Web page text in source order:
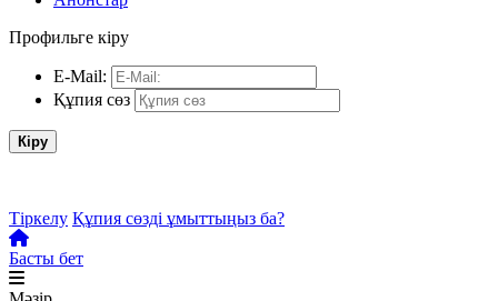
Профильге кіру
E-Mail:
Құпия сөз
Кіру
Тіркелу Құпия сөзді ұмыттыңыз ба?
Басты бет